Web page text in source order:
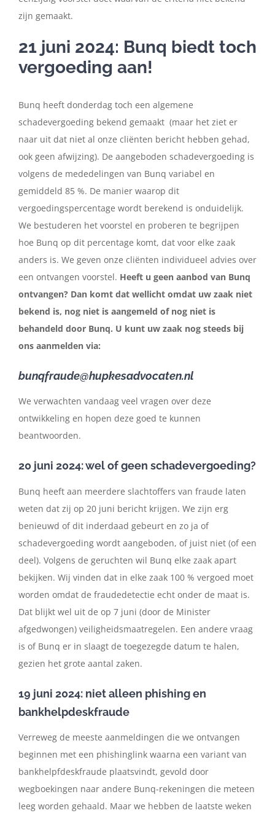
zijn gemaakt.
21 juni 2024: Bunq biedt toch
vergoeding aan!
Bunq heeft donderdag toch een algemene
schadevergoeding bekend gemaakt (maar het ziet er
naar uit dat niet al onze cliënten bericht hebben gehad,
ook geen afwijzing). De aangeboden schadevergoeding is
volgens de mededelingen van Bunq variabel en
gemiddeld 85 %. De manier waarop dit
vergoedingspercentage wordt berekend is onduidelijk.
We bestuderen het voorstel en proberen te begrijpen
hoe Bunq op dit percentage komt, dat voor elke zaak
anders is. We geven onze cliënten individueel advies over
een ontvangen voorstel. Heeft u geen aanbod van Bunq
ontvangen? Dan komt dat wellicht omdat uw zaak niet
bekend is, nog niet is aangemeld of nog niet is
behandeld door Bunq. U kunt uw zaak nog steeds bij
ons aanmelden via:
bunqfraude@hupkesadvocaten.nl
We verwachten vandaag veel vragen over deze
ontwikkeling en hopen deze goed te kunnen
beantwoorden.
20 juni 2024: wel of geen schadevergoeding?
Bunq heeft aan meerdere slachtoffers van fraude laten
weten dat zij op 20 juni bericht krijgen. We zijn erg
benieuwd of dit inderdaad gebeurt en zo ja of
schadevergoeding wordt aangeboden, of juist niet (of een
deel). Volgens de geruchten wil Bunq elke zaak apart
bekijken. Wij vinden dat in elke zaak 100 % vergoed moet
worden omdat de fraudedetectie echt onder de maat is.
Dat blijkt wel uit de op 7 juni (door de Minister
afgedwongen) veiligheidsmaatregelen. Een andere vraag
is of Bunq er in slaagt de toegezegde datum te halen,
gezien het grote aantal zaken.
19 juni 2024: niet alleen phishing en
bankhelpdeskfraude
Verreweg de meeste aanmeldingen die we ontvangen
beginnen met een phishinglink waarna een variant van
bankhelpfdeskfraude plaatsvindt, gevold door
wegboekingen naar andere Bunq-rekeningen die meteen
leeg worden gehaald. Maar we hebben de laatste weken